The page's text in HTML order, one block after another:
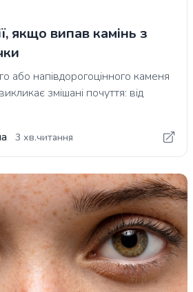
якщо випав камінь з
або напівдорогоцінного каменя
змішані почуття: від
3 хв.читання